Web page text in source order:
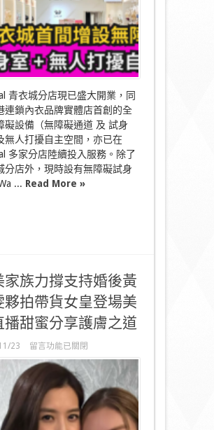
牌
實
體
店
增
設
無
障
礙
設
施
青
衣
城
新
店
青衣城分店現已盛大開業，同
連鎖內衣品牌實體店首創的全
礙設備（無障礙通道 及 試身
無人打擾自主空間，亦已在
多家分店陸續投入服務。除了
分店外，現時設有無障礙試身
... Read More »
家族力撐支持婚後黃
夥拍帶貨女皇登場美
播甜蜜分享護膚之道
23
在
〈愛
美
族
留言功能已關閉